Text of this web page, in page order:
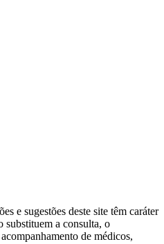
e sugestões deste site têm caráter
substituem a consulta, o
de médicos,